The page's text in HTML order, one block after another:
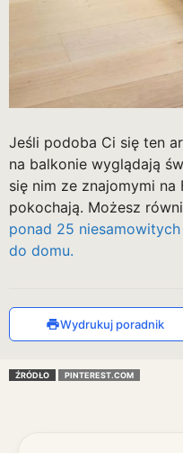
Jeśli podoba Ci się ten
na balkonie wyglądają
się nim ze znajomymi
pokochają. Możesz
ponad 25 niesamowitych
do domu.
Wydrukuj poradnik
ŹRÓDŁO PINTEREST.COM